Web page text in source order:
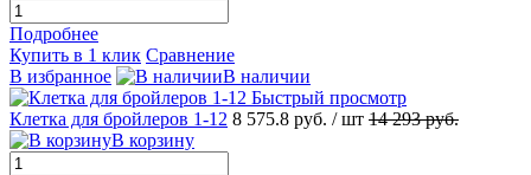
Подробнее
Купить в 1 клик Сравнение
В избранное
В наличии
Быстрый просмотр
Клетка для бройлеров 1-12 8 575.8 руб. / шт 14 293руб.
В корзину